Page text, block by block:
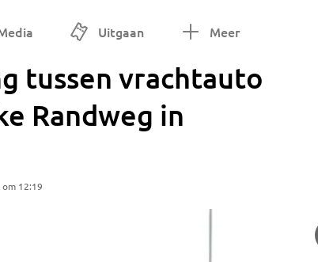
Uitgaan Meer
tussen vrachtauto
Randweg in
12:19